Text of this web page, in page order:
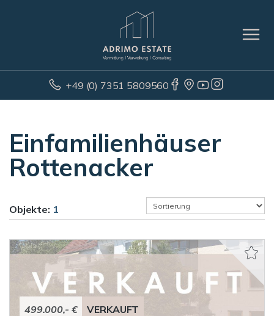
+49 (0) 7351 5809560
Einfamilienhäuser
Rottenacker
Objekte: 1
499.000,- € VERKAUFT